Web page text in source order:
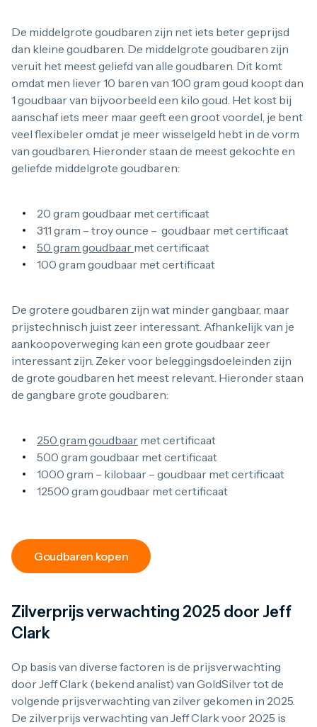
De middelgrote goudbaren zijn net iets beter geprijsd
dan kleine goudbaren. De middelgrote goudbaren zijn
veruit het meest geliefd van alle goudbaren. Dit komt
omdat men liever 10 baren van 100 gram goud koopt dan
1 goudbaar van bijvoorbeeld een kilo goud. Het kost bij
aanschaf iets meer maar geeft een groot voordel, je bent
veel flexibeler omdat je meer wisselgeld hebt in de vorm
van goudbaren. Hieronder staan de meest gekochte en
geliefde middelgrote goudbaren:
20 gram goudbaar met certificaat
31.1 gram – troy ounce – goudbaar met certificaat
50 gram goudbaar met certificaat
100 gram goudbaar met certificaat
De grotere goudbaren zijn wat minder gangbaar, maar
prijstechnisch juist zeer interessant. Afhankelijk van je
aankoopoverweging kan een grote goudbaar zeer
interessant zijn. Zeker voor beleggingsdoeleinden zijn
de grote goudbaren het meest relevant. Hieronder staan
de gangbare grote goudbaren:
250 gram goudbaar met certificaat
500 gram goudbaar met certificaat
1000 gram – kilobaar – goudbaar met certificaat
12500 gram goudbaar met certificaat
Goudbaren kopen
Zilverprijs verwachting 2025 door Jeff
Clark
Op basis van diverse factoren is de prijsverwachting
door Jeff Clark (bekend analist) van GoldSilver tot de
volgende prijsverwachting van zilver gekomen in 2025.
De zilverprijs verwachting van Jeff Clark voor 2025 is